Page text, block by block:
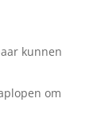
kunnen
om